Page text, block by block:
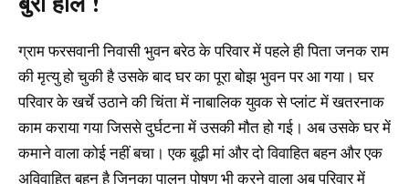
ग्राम फरसवानी निवासी भुवन बरेठ के परिवार में पहले ही पिता जनक राम
की मृत्यु हो चुकी है उसके बाद घर का पूरा बोझ भुवन पर आ गया। घर
परिवार के खर्चे उठाने की चिंता में नाबालिक युवक से प्लांट में खतरनाक
काम कराया गया जिससे दुर्घटना में उसकी मौत हो गई। अब उसके घर में
कमाने वाला कोई नहीं बचा। एक बूढ़ी मां और दो विवाहित बहन और एक
अविवाहित बहन है जिनका पालन पोषण भी करने वाला अब परिवार में